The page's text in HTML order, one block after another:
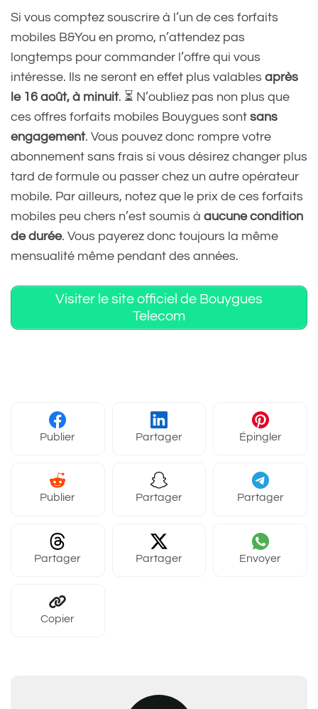
Si vous comptez souscrire à l’un de ces forfaits
mobiles B&You en promo, n’attendez pas
longtemps pour commander l’offre qui vous
intéresse. Ils ne seront en effet plus valables après
le 16 août, à minuit. ⏳ N’oubliez pas non plus que
ces offres forfaits mobiles Bouygues sont sans
engagement. Vous pouvez donc rompre votre
abonnement sans frais si vous désirez changer plus
tard de formule ou passer chez un autre opérateur
mobile. Par ailleurs, notez que le prix de ces forfaits
mobiles peu chers n’est soumis à aucune condition
de durée. Vous payerez donc toujours la même
mensualité même pendant des années.
Visiter le site officiel de Bouygues
Telecom
Publier Partager Épingler
Publier Partager Partager
Partager Partager Envoyer
Copier